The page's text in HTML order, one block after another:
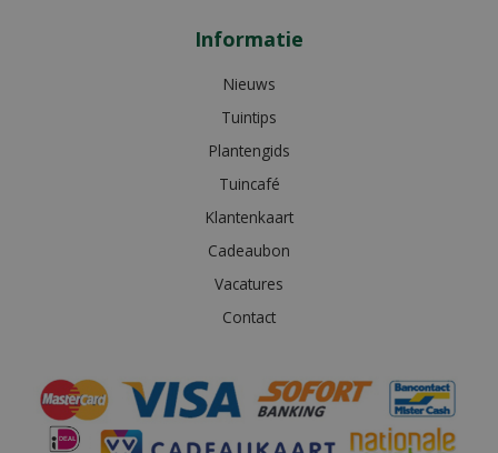
Informatie
Nieuws
Tuintips
Plantengids
Tuincafé
Klantenkaart
Cadeaubon
Vacatures
Contact